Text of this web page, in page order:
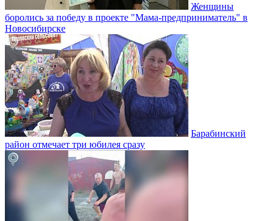
Женщины
боролись за победу в проекте "Мама-предприниматель" в
Новосибирске
Барабинский
район отмечает три юбилея сразу